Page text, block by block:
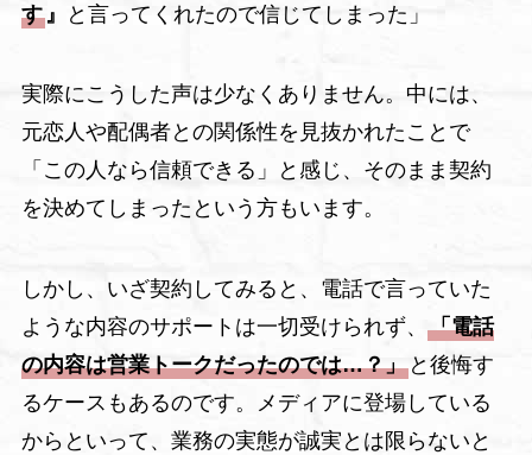
す』 と言ってくれたので信じてしまった」
実際にこうした声は少なくありません。中には、
元恋人や配偶者との関係性を見抜かれたことで
「この人なら信頼できる」と感じ、そのまま契約
を決めてしまったという方もいます。
しかし、いざ契約してみると、電話で言っていた
ような内容のサポートは一切受けられず、 「電話
の内容は営業トークだったのでは…？」と後悔す
るケースもあるのです。メディアに登場している
からといって、業務の実態が誠実とは限らないと